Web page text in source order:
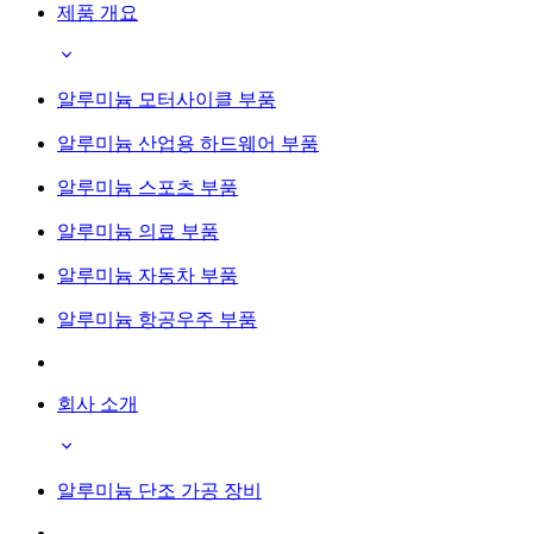
제품 개요
알루미늄 모터사이클 부품
알루미늄 산업용 하드웨어 부품
알루미늄 스포츠 부품
알루미늄 의료 부품
알루미늄 자동차 부품
알루미늄 항공우주 부품
회사 소개
알루미늄 단조 가공 장비